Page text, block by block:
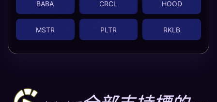
BABA CRCL HOOD
MSTR PLTR RKLB